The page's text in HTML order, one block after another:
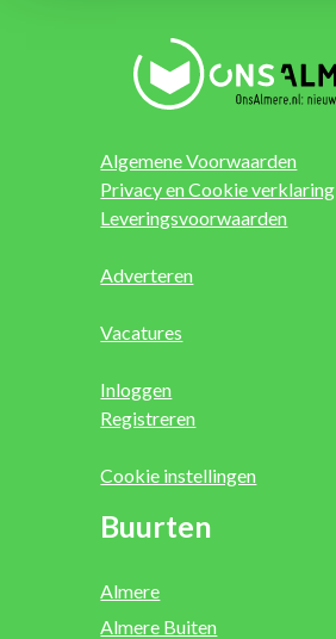
Algemene Voorwaarden
Privacy en Cookie verklaring
Leveringsvoorwaarden
Adverteren
Vacatures
Inloggen
Registreren
Cookie instellingen
Buurten
Almere
Almere Buiten